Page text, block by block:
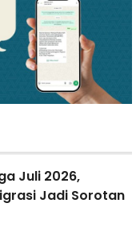
Juli 2026,
Jadi Sorotan